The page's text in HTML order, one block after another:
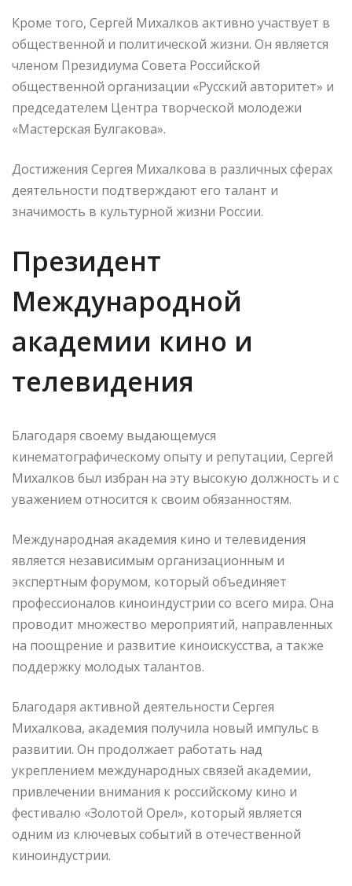
Кроме того, Сергей Михалков активно участвует в
общественной и политической жизни. Он является
членом Президиума Совета Российской
общественной организации «Русский авторитет» и
председателем Центра творческой молодежи
«Мастерская Булгакова».
Достижения Сергея Михалкова в различных сферах
деятельности подтверждают его талант и
значимость в культурной жизни России.
Президент
Международной
академии кино и
телевидения
Благодаря своему выдающемуся
кинематографическому опыту и репутации, Сергей
Михалков был избран на эту высокую должность и с
уважением относится к своим обязанностям.
Международная академия кино и телевидения
является независимым организационным и
экспертным форумом, который объединяет
профессионалов киноиндустрии со всего мира. Она
проводит множество мероприятий, направленных
на поощрение и развитие киноискусства, а также
поддержку молодых талантов.
Благодаря активной деятельности Сергея
Михалкова, академия получила новый импульс в
развитии. Он продолжает работать над
укреплением международных связей академии,
привлечении внимания к российскому кино и
фестивалю «Золотой Орел», который является
одним из ключевых событий в отечественной
киноиндустрии.